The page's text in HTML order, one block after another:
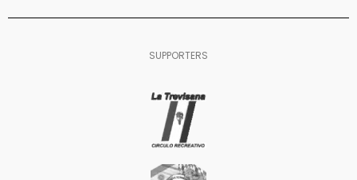
SUPPORTERS